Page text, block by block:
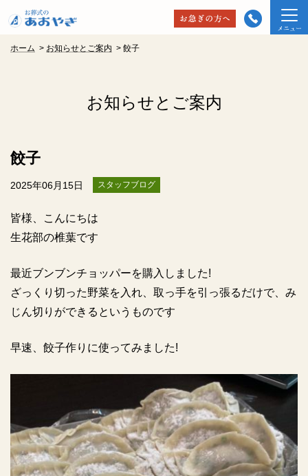
ホーム > お知らせとご案内 > 餃子
お知らせとご案内
餃子
2025年06月15日 スタッフブログ
皆様、こんにちは
生花部の椎葉です
最近ブンブンチョッパーを購入しました!
ざっくり切った野菜を入れ、取っ手を引っ張るだけで、み
じん切りができるというものです
早速、餃子作りに使ってみました!